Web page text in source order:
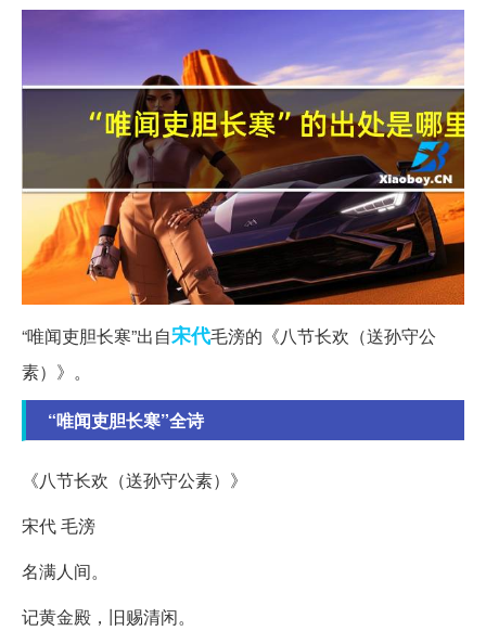
“唯闻吏胆长寒”出自宋代毛滂的《八节长欢（送孙守公
素）》。
“唯闻吏胆长寒”全诗
《八节长欢（送孙守公素）》
宋代 毛滂
名满人间。
记黄金殿，旧赐清闲。